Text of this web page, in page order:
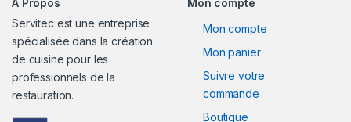
Servitec est une entreprise
spécialisée dans la création
de cuisine pour les
professionnels de la
restauration.
Mon compte
Mon panier
Suivre votre
commande
Boutique